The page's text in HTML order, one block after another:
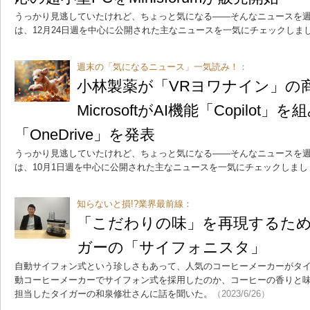
うっかり見逃していたけれど、ちょっと気になる――そんなニュースを
は、12月24日週を中心に公開された主なニュースを一気にチェックしま
週末の「気になるニュース」一気読み！：
小林製薬が「VRヨワナイン」の
MicrosoftがAI機能「Copilot」を
「OneDrive」を発表
うっかり見逃していたけれど、ちょっと気になる――そんなニュースを
は、10月1日週を中心に公開された主なニュースを一気にチェックしま
知らないと損!?業界最前線：
「こだわりの味」を再現するた
ガーの「サイフォニスタ」
自動サイフォン式という珍しさもあって、人気のコーヒーメーカーがタ
動コーヒーメーカーでサイフォン式を採用したのか、コーヒーの香りと
担当したタイガーの和泉修壮さんに話を聞いた。
（2023/6/26）